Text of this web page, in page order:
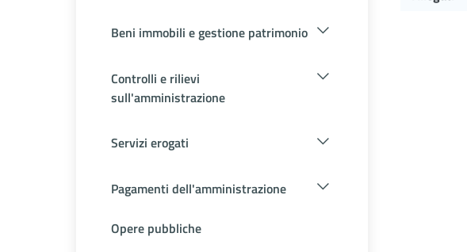
Beni immobili e gestione patrimonio
Controlli e rilievi
sull'amministrazione
Servizi erogati
Pagamenti dell'amministrazione
Opere pubbliche